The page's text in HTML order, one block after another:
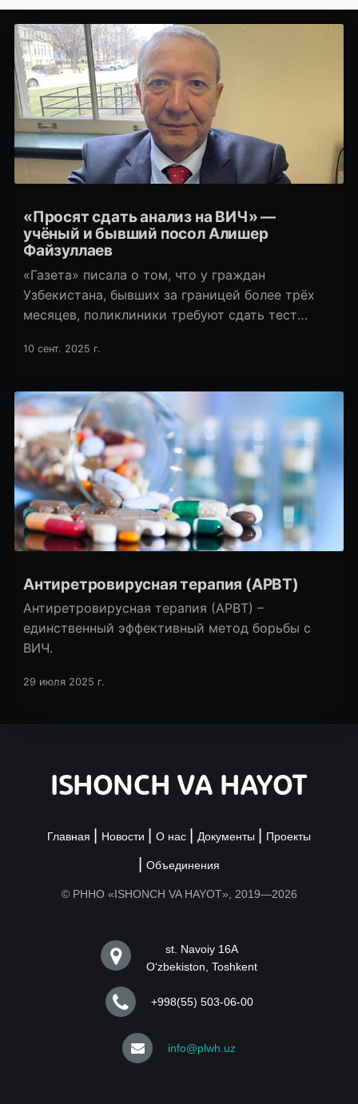
«Просят сдать анализ на ВИЧ» —
учёный и бывший посол Алишер
Файзуллаев
«Газета» писала о том, что у граждан
Узбекистана, бывших за границей более трёх
месяцев, поликлиники требуют сдать тест
посол в ряде стран Европы, бывший замглавы
Файзуллаев.
10 сент. 2025 г.
Антиретровирусная терапия (АРВТ)
Антиретровирусная терапия (АРВТ) –
единственный эффективный метод борьбы с
ВИЧ.
29 июля 2025 г.
ISHONCH VA HAYOT
Главная Новости О нас Документы Проекты
Объединения
© РННО «ISHONCH VA HAYOT», 2019—2026
st. Navoiy 16A
Oʻzbekiston, Toshkent
+998(55) 503-06-00
info@plwh.uz